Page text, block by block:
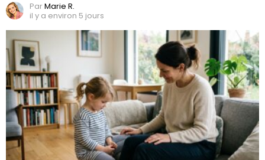
ParMarie R.
il y a environ 5 jours